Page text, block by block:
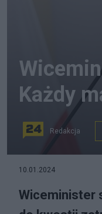
Każdy
Redakcja
10.01.2024
Wiceminister